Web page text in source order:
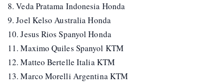
8. Veda Pratama Indonesia Honda
9. Joel Kelso Australia Honda
10. Jesus Rios Spanyol Honda
11. Maximo Quiles Spanyol KTM
12. Matteo Bertelle Italia KTM
13. Marco Morelli Argentina KTM